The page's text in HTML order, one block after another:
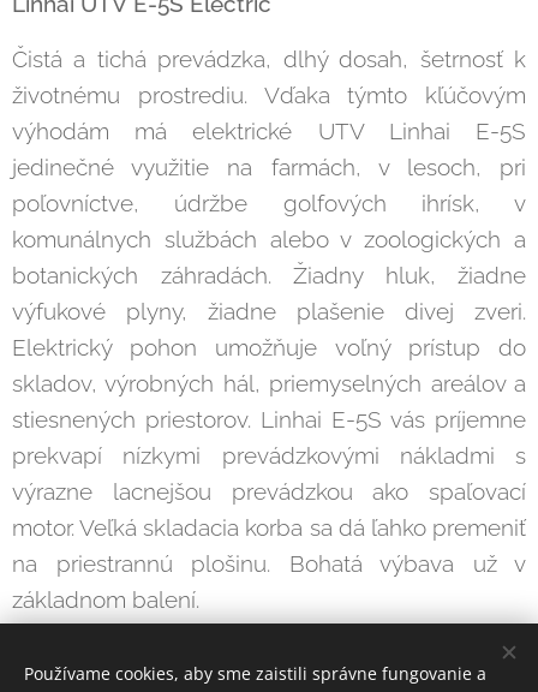
Čistá a tichá prevádzka, dlhý dosah, šetrnosť k
životnému prostrediu. Vďaka týmto kľúčovým
výhodám má elektrické UTV Linhai E-5S
jedinečné využitie na farmách, v lesoch, pri
poľovníctve, údržbe golfových ihrísk, v
komunálnych službách alebo v zoologických a
botanických záhradách. Žiadny hluk, žiadne
výfukové plyny, žiadne plašenie divej zveri.
Elektrický pohon umožňuje voľný prístup do
skladov, výrobných hál, priemyselných areálov a
stiesnených priestorov. Linhai E-5S vás príjemne
prekvapí nízkymi prevádzkovými nákladmi s
výrazne lacnejšou prevádzkou ako spaľovací
motor. Veľká skladacia korba sa dá ľahko premeniť
na priestrannú plošinu. Bohatá výbava už v
základnom balení.
Používame cookies, aby sme zaistili správne fungovanie a